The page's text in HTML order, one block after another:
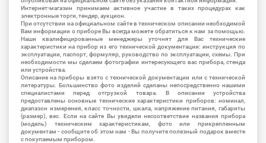
Интернет-магазин принимаем активное участие в таких процедурах как
электронные торги, тендер, аукцион.
При отсутствии на официальном сайте в техническом описании необходимой
Вам информации о приборе Вы всегда можете обратиться к нам за помощью.
Наши квалифицированные менеджеры уточнят для Вас технические
характеристики на прибор из его технической документации: инструкция по
эксплуатации, паспорт, формуляр, руководство по эксплуатации, схемы. При
необходимости мы сделаем фотографии интересующего вас прибора, стенда
или устройства.
Описание на приборы взято с технической документации или с технической
литературы. Большинство фото изделий сделаны непосредственно нашими
специалистами перед отгрузкой товара. В описании устройства
предоставлены основные технические характеристики приборов: номинал,
диапазон измерения, класс точности, шкала, напряжение питания, габариты
(размер), вес. Если на сайте Вы увидели несоответствие названия прибора
(модель) техническим характеристикам, фото или прикрепленным
документам - сообщите об этом нам - Вы получите полезный подарок вместе
с покупаемым прибором.